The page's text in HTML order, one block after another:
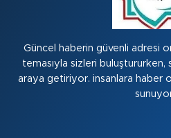
Güncel haberin güvenli adresi
temasıyla sizleri
araya getiriyor. insanlara haber